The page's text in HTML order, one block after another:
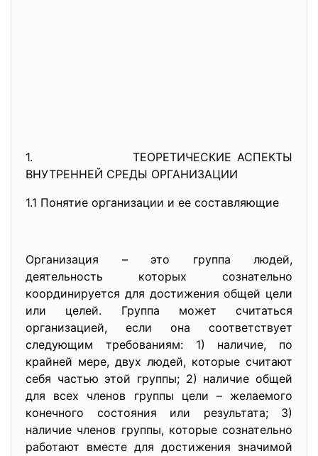
1. ТЕОРЕТИЧЕСКИЕ АСПЕКТЫ
ВНУТРЕННЕЙ СРЕДЫ ОРГАНИЗАЦИИ
1.1 Понятие организации и ее составляющие
Организация – это группа людей,
деятельность которых сознательно
координируется для достижения общей цели
или целей. Группа может считаться
организацией, если она соответствует
следующим требованиям: 1) наличие, по
крайней мере, двух людей, которые считают
себя частью этой группы; 2) наличие общей
для всех членов группы цели – желаемого
конечного состояния или результата; 3)
наличие членов группы, которые сознательно
работают вместе для достижения значимой